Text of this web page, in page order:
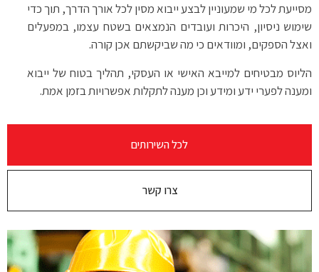
מסייעת לכל מי שמעוניין לבצע ייבוא מסין לכל אורך הדרך, תוך כדי
שימוש ניסיון, היכרות ועובדים הנמצאים בשטח עצמו, במפעלים
ואצל הספקים, ומוודאים כי מה שביקשתם אכן קורה.
הליוס מבטיחים למייבא האישי או העסקי, תהליך בטוח של ייבוא
ומענה לפערי ידע ומידע וכן מענה לתקלות אפשרויות בזמן אמת.
לכל השירותים
צרו קשר